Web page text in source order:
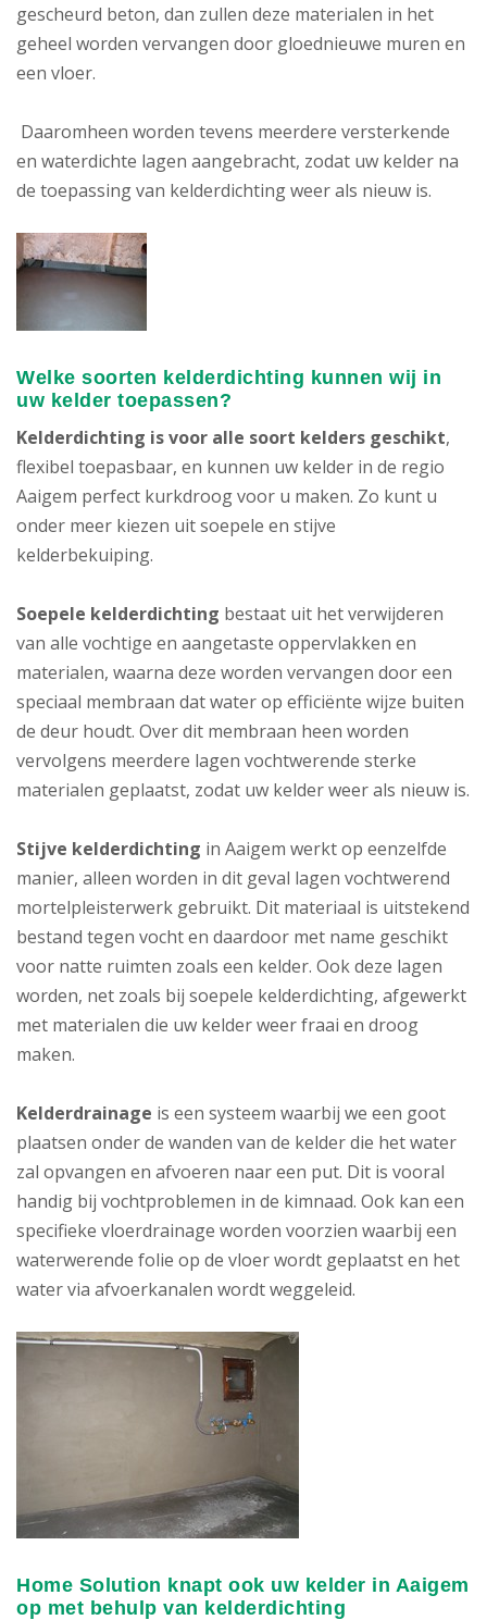
gescheurd beton, dan zullen deze materialen in het
geheel worden vervangen door gloednieuwe muren en
een vloer.
Daaromheen worden tevens meerdere versterkende
en waterdichte lagen aangebracht, zodat uw kelder na
de toepassing van kelderdichting weer als nieuw is.
Welke soorten kelderdichting kunnen wij in
uw kelder toepassen?
Kelderdichting is voor alle soort kelders geschikt,
flexibel toepasbaar, en kunnen uw kelder in de regio
Aaigem perfect kurkdroog voor u maken. Zo kunt u
onder meer kiezen uit soepele en stijve
kelderbekuiping.
Soepele kelderdichting bestaat uit het verwijderen
van alle vochtige en aangetaste oppervlakken en
materialen, waarna deze worden vervangen door een
speciaal membraan dat water op efficiënte wijze buiten
de deur houdt. Over dit membraan heen worden
vervolgens meerdere lagen vochtwerende sterke
materialen geplaatst, zodat uw kelder weer als nieuw is.
Stijve kelderdichting in Aaigem werkt op eenzelfde
manier, alleen worden in dit geval lagen vochtwerend
mortelpleisterwerk gebruikt. Dit materiaal is uitstekend
bestand tegen vocht en daardoor met name geschikt
voor natte ruimten zoals een kelder. Ook deze lagen
worden, net zoals bij soepele kelderdichting, afgewerkt
met materialen die uw kelder weer fraai en droog
maken.
Kelderdrainage is een systeem waarbij we een goot
plaatsen onder de wanden van de kelder die het water
zal opvangen en afvoeren naar een put. Dit is vooral
handig bij vochtproblemen in de kimnaad. Ook kan een
specifieke vloerdrainage worden voorzien waarbij een
waterwerende folie op de vloer wordt geplaatst en het
water via afvoerkanalen wordt weggeleid.
Home Solution knapt ook uw kelder in Aaigem
op met behulp van kelderdichting